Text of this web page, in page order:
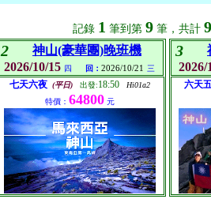
記錄 1 筆到第 9筆，共計 9
2
神山(豪華團)晚班機
2026/10/15 四 回： 2026/10/21 三
七天六夜 (平日) 出發:18:50
Hi01a2
特價： 64800 元
3
2026/
六天